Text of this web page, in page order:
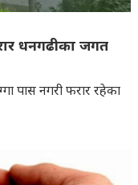
धनगढीका जगत
पास नगरी फरार रहेका